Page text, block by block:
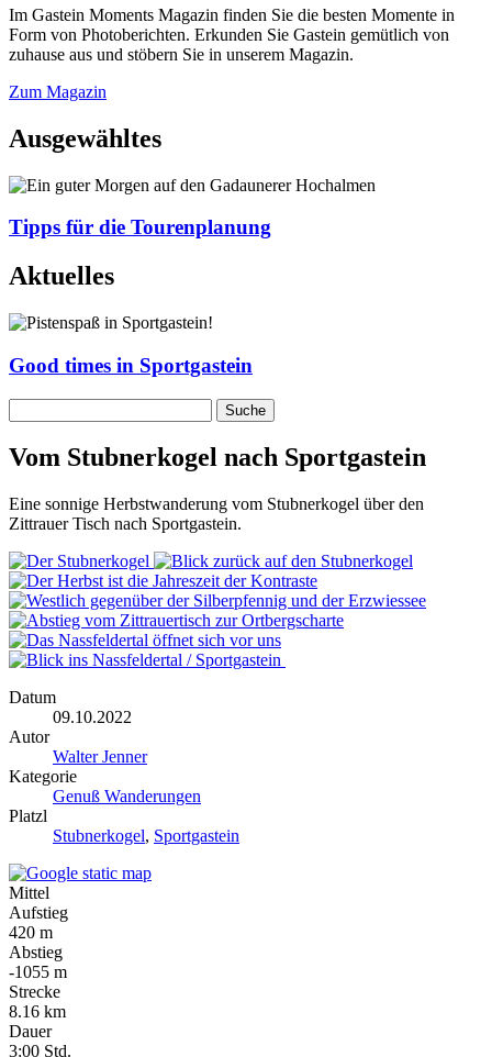
Im Gastein Moments Magazin finden Sie die besten Momente in
Form von Photoberichten. Erkunden Sie Gastein gemütlich von
zuhause aus und stöbern Sie in unserem Magazin.
Zum Magazin
Ausgewähltes
Tipps für die Tourenplanung
Aktuelles
Good times in Sportgastein
Vom Stubnerkogel nach Sportgastein
Eine sonnige Herbstwanderung vom Stubnerkogel über den
Zittrauer Tisch nach Sportgastein.
Datum
09.10.2022
Autor
Walter Jenner
Kategorie
Genuß Wanderungen
Platzl
Stubnerkogel, Sportgastein
Mittel
Aufstieg
420 m
Abstieg
-1055 m
Strecke
8.16 km
Dauer
3:00 Std.